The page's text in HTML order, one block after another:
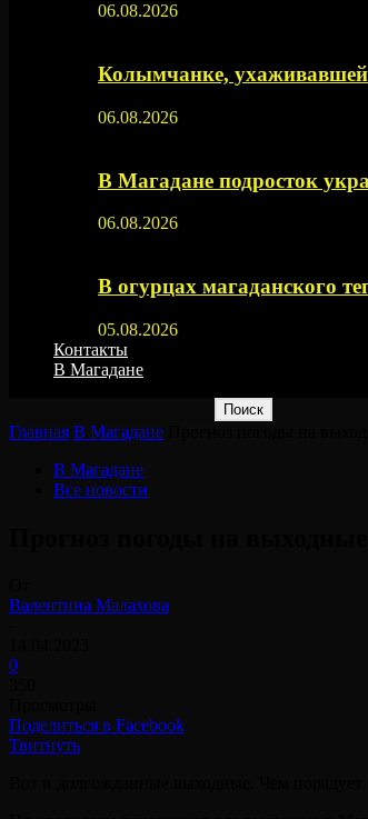
06.08.2026
Колымчанке, ухаживавшей
06.08.2026
В Магадане подросток
06.08.2026
В огурцах магаданского
05.08.2026
Контакты
В Магадане
Главная В Магадане
В Магадане
Все новости
Валентина Малахова
0
Поделиться в Facebook
Твитнуть